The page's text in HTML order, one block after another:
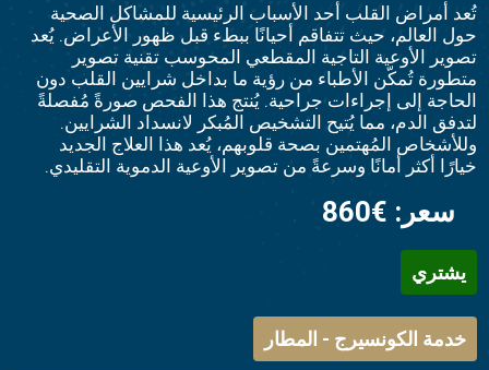
تُعد أمراض القلب أحد الأسباب الرئيسية للمشاكل الصحية
حول العالم، حيث تتفاقم أحيانًا ببطء قبل ظهور الأعراض. ​​يُعد
تصوير الأوعية التاجية المقطعي المحوسب تقنية تصوير
متطورة تُمكّن الأطباء من رؤية ما بداخل شرايين القلب دون
الحاجة إلى إجراءات جراحية. يُنتج هذا الفحص صورةً مُفصلةً
لتدفق الدم، مما يُتيح التشخيص المُبكر لانسداد الشرايين.
وللأشخاص المُهتمين بصحة قلوبهم، يُعد هذا العلاج الجديد
خيارًا أكثر أمانًا وسرعةً من تصوير الأوعية الدموية التقليدي.
سعر: €860
يشتري
خدمة الكونسيرج - المطار